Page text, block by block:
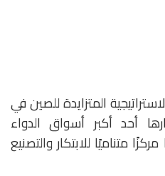
المتزايدة للصين في
أحد أكبر أسواق الدواء
متناميًا للابتكار والتصنيع